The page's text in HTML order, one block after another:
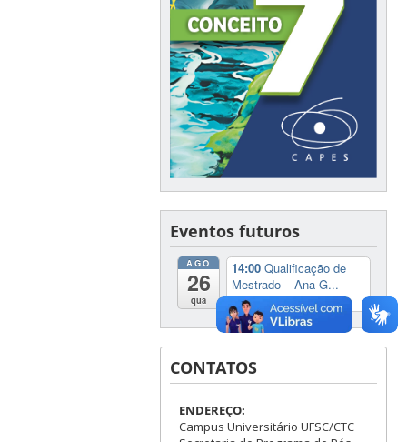
Eventos futuros
AGO
26
qua
14:00Qualificação de
Mestrado – Ana G...
@Auditório do ENS.
CONTATOS
ENDEREÇO:
Campus Universitário UFSC/CTC